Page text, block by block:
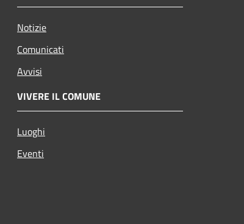
Notizie
Comunicati
Avvisi
VIVERE IL COMUNE
Luoghi
Eventi